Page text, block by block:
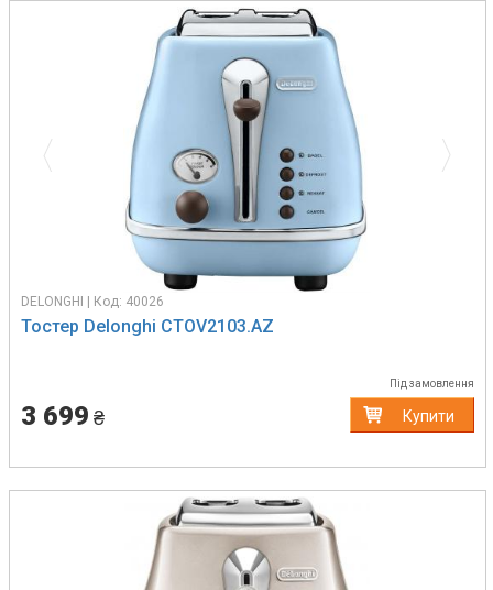
DELONGHI | Код: 40026
Тостер Delonghi CTOV2103.AZ
Під замовлення
3 699 ₴ Купити